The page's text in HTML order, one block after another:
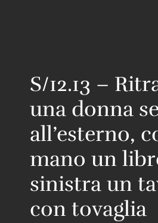
S/12.13 –
una donna
all’esterno,
mano un
sinistra un
con tovaglia